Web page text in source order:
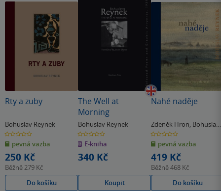
Rty a zuby
Bohuslav Reynek
0.0
z
5
hvězdiček
pevná vazba
250 Kč
Běžně279 Kč
Do košíku
The Well at
Morning
Bohuslav Reynek
0.0
z
5
hvězdiček
E-kniha
340 Kč
Koupit
Nahé naděje
Zdeněk Hron, Bohuslav
Reynek
0.0
z
5
hvězdiček
pevná vazba
419 Kč
Běžně468 Kč
Do košíku